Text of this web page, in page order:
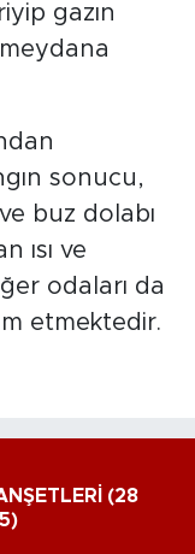
gazın
sonucu,
buz dolabı
ısı ve
odaları da
etmektedir.
(28